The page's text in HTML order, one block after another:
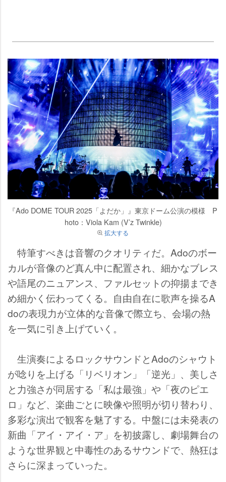
『Ado DOME TOUR 2025「よだか」』東京ドーム公演の模様 P
hoto：Viola Kam (V’z Twinkle)
拡大する
特筆すべきは音響のクオリティだ。Adoのボー
カルが音像のど真ん中に配置され、細かなブレス
語尾のニュアンス、ファルセットの抑揚までき
め細かく伝わってくる。自由自在に歌声を操るA
doの表現力が立体的な音像で際立ち、会場の熱
を一気に引き上げていく。
生演奏によるロックサウンドとAdoのシャウト
が唸りを上げる「リベリオン」「逆光」、美しさ
と力強さが同居する「私は最強」や「夜のピエ
ロ」など、楽曲ごとに映像や照明が切り替わり、
多彩な演出で観客を魅了する。中盤には未発表の
新曲「アイ・アイ・ア」を初披露し、劇場舞台の
ような世界観と中毒性のあるサウンドで、熱狂は
さらに深まっていった。